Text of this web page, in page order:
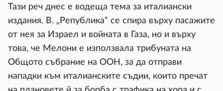
Тази реч днес е водеща тема за италиански
издания. В. „Република“ се спира върху пасажите
от нея за Израел и войната в Газа, но и върху
това, че Мелони е използвала трибуната на
Общото събрание на ООН, за да отправи
нападки към италианските съдии, които пречат